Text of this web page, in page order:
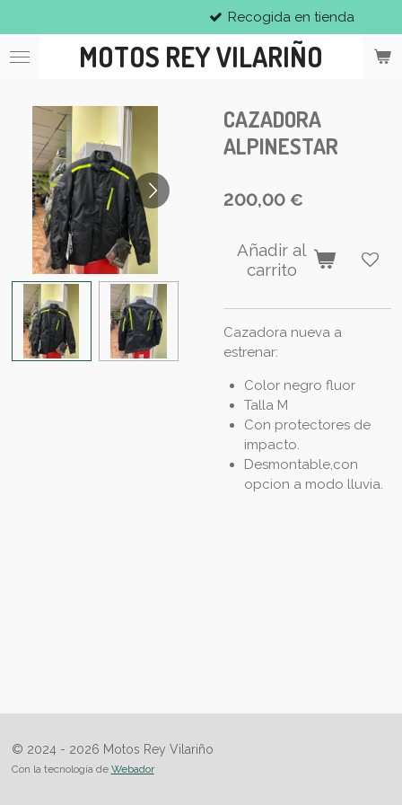
al
contenido
MOTOS REY VILARIÑO
Recogida en tienda
CAZADORA
ALPINESTAR
200,00 €
Añadir al
carrito
Cazadora nueva a
estrenar:
Color negro fluor
Talla M
Con protectores de
impacto.
Desmontable,con
opcion a modo lluvia.
© 2024 - 2026 Motos Rey Vilariño
Con la tecnología de Webador